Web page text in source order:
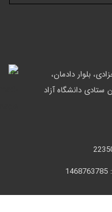
دادمان،
۱۶، ساختمان ستادی دانشگاه آزاد